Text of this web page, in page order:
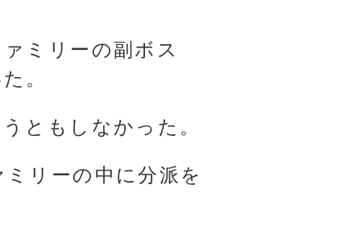
ミリーの副ボス
。
ともしなかった。
リーの中に分派を